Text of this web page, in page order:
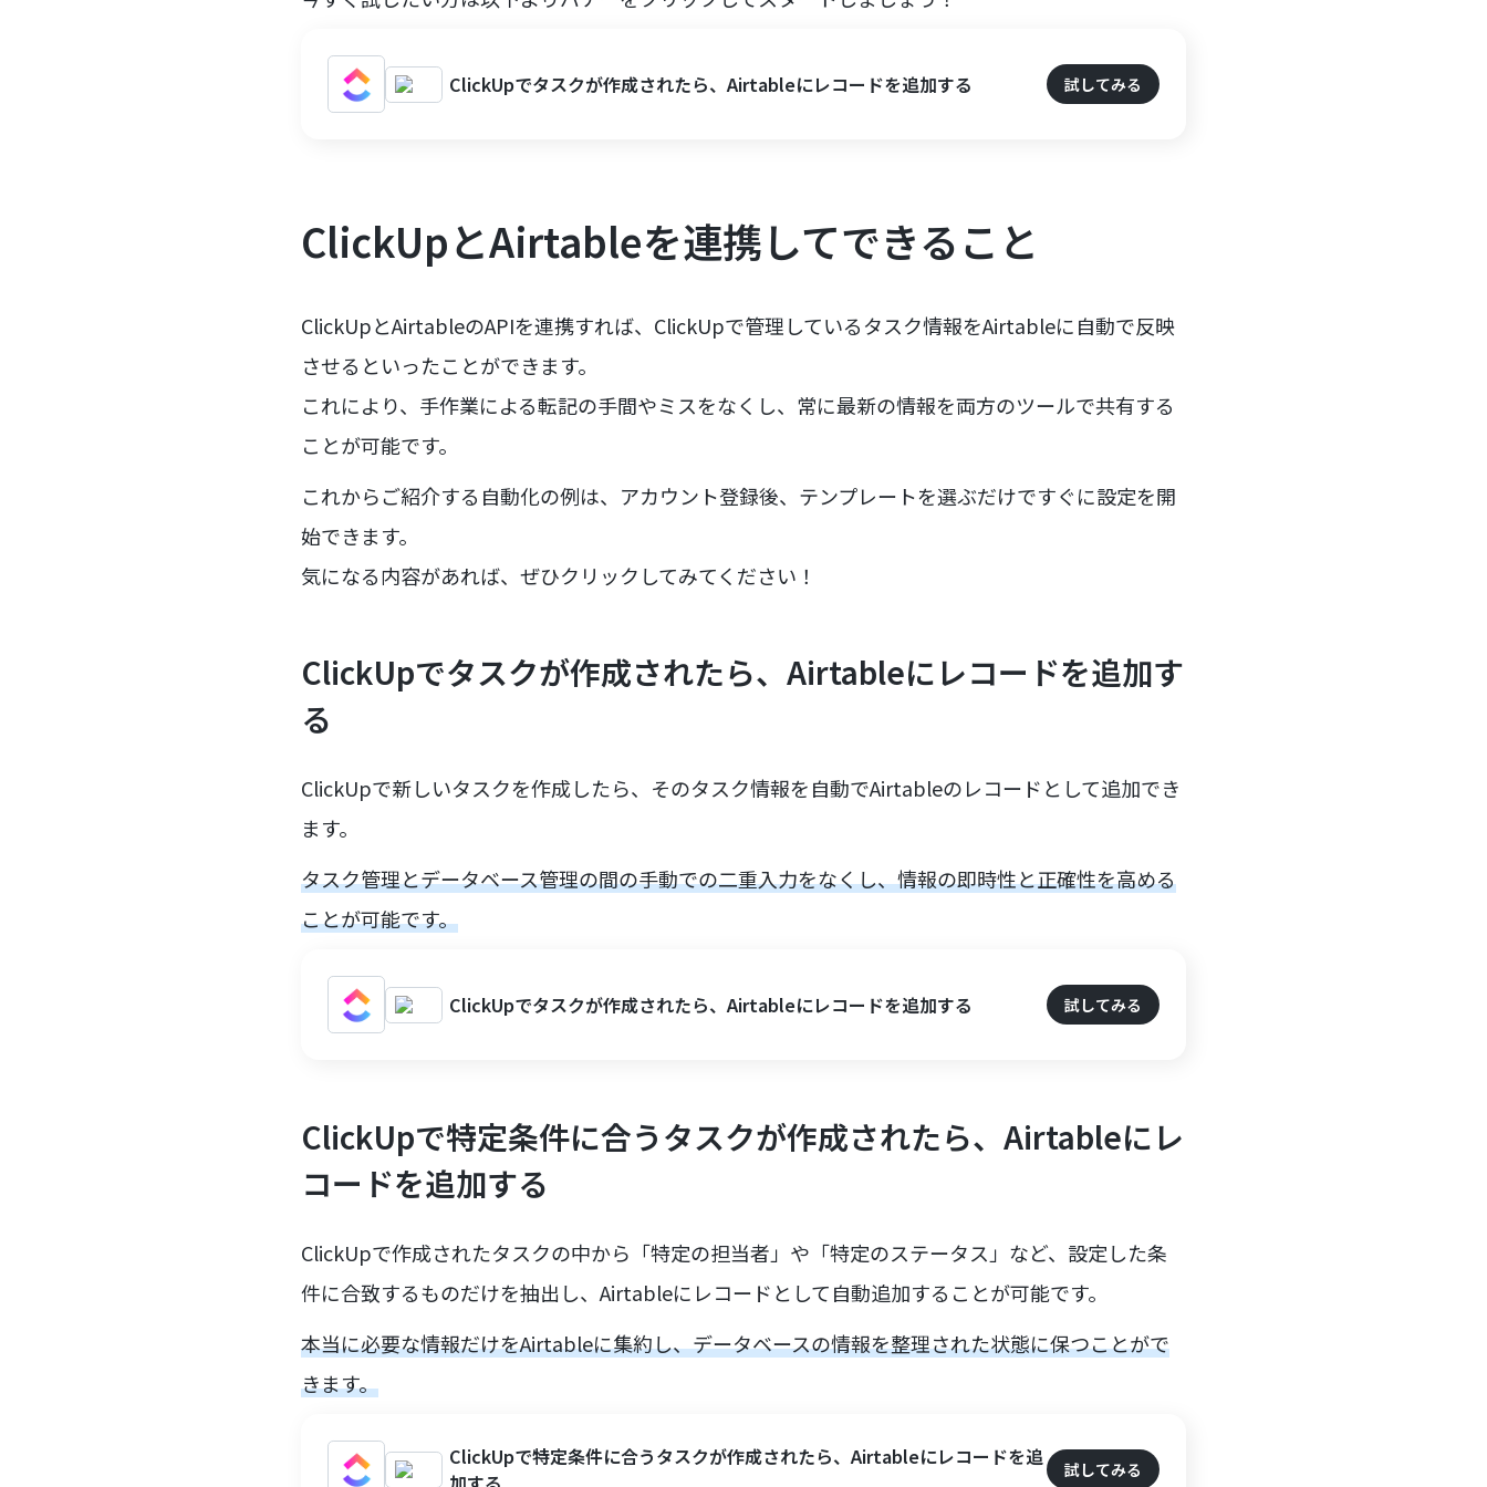
ClickUpでタスクが作成されたら、Airtableにレコードを追加する 試してみる
ClickUpとAirtableを連携してできること
ClickUpとAirtableのAPIを連携すれば、ClickUpで管理しているタスク情報をAirtableに自動で反映
させるといったことができます。
これにより、手作業による転記の手間やミスをなくし、常に最新の情報を両方のツールで共有する
ことが可能です。
これからご紹介する自動化の例は、アカウント登録後、テンプレートを選ぶだけですぐに設定を開
始できます。
気になる内容があれば、ぜひクリックしてみてください！
ClickUpでタスクが作成されたら、Airtableにレコードを追加す
る
ClickUpで新しいタスクを作成したら、そのタスク情報を自動でAirtableのレコードとして追加でき
ます。
タスク管理とデータベース管理の間の手動での二重入力をなくし、情報の即時性と正確性を高める
ことが可能です。
ClickUpでタスクが作成されたら、Airtableにレコードを追加する 試してみる
ClickUpで特定条件に合うタスクが作成されたら、Airtableにレ
コードを追加する
ClickUpで作成されたタスクの中から「特定の担当者」や「特定のステータス」など、設定した条
件に合致するものだけを抽出し、Airtableにレコードとして自動追加することが可能です。
本当に必要な情報だけをAirtableに集約し、データベースの情報を整理された状態に保つことがで
きます。
ClickUpで特定条件に合うタスクが作成されたら、Airtableにレコードを追
試してみる